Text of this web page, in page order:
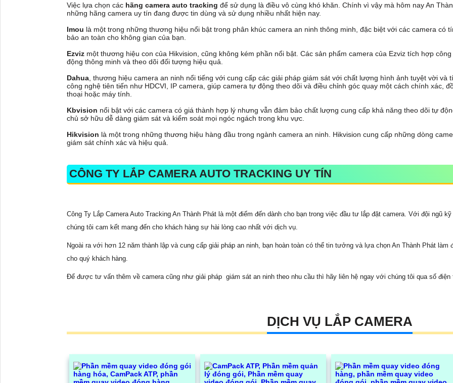
Việc lựa chọn các hãng camera auto tracking để sử dụng là điều vô cùng khó khăn. Chính vì vậy mà hôm nay An
những hãng camera uy tín đang được tin dùng và sử dụng nhiều nhất hiện nay.
Imou là một trong những thương hiệu nổi bật trong phân khúc camera an ninh thông minh, đặc biệt với các camera có
bảo an toàn cho không gian của bạn.
Ezviz một thương hiệu con của Hikvision, cũng không kém phần nổi bật. Các sản phẩm camera của Ezviz tích hợp
động thông minh và theo dõi đối tượng hiệu quả.
Dahua , thương hiệu camera an ninh nổi tiếng với cung cấp các giải pháp giám sát với chất lượng hình ảnh tuyệt vời
công nghệ tiên tiến như HDCVI, IP camera, giúp camera tự động theo dõi và điều chỉnh góc quay một cách chính xác,
thoại hoặc máy tính.
Kbvision nổi bật với các camera có giá thành hợp lý nhưng vẫn đảm bảo chất lượng cung cấp khả năng theo dõi tự
chủ sở hữu dễ dàng giám sát và kiểm soát mọi ngóc ngách trong khu vực.
Hikvision là một trong những thương hiệu hàng đầu trong ngành camera an ninh. Hikvision cung cấp những dòng
giám sát chính xác và hiệu quả.
CÔNG TY LẮP CAMERA AUTO TRACKING UY TÍN
Công Ty Lắp Camera Auto Tracking An Thành Phát là một điểm đến dành cho bạn trong việc đầu tư lắp đặt camera. Với đội ngũ
chúng tôi cam kết mang đến cho khách hàng sự hài lòng cao nhất với dịch vụ.
Ngoài ra với hơn 12 năm thành lập và cung cấp giải pháp an ninh, bạn hoàn toàn có thể tin tưởng và lựa chọn An Thành Phát
cho quý khách hàng.
Để được tư vấn thêm về camera cũng như giải pháp giám sát an ninh theo nhu cầu thì hãy liên hệ ngay với chúng tôi qua số điện
DỊCH VỤ LẮP CAMERA